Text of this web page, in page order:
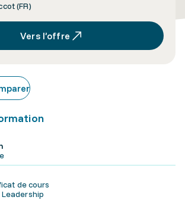
(FR)
Vers l’offre
de cours